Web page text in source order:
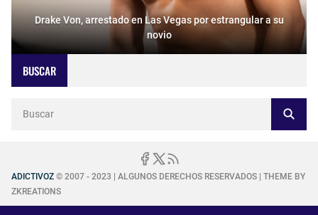
Drake Von, arrestado en Las Vegas por estrangular a su
novio
BUSCAR
ADICTIVOZ © 2007 - 2023 | ALGUNOS DERECHOS RESERVADOS | THEME BY
ZKREATIONS